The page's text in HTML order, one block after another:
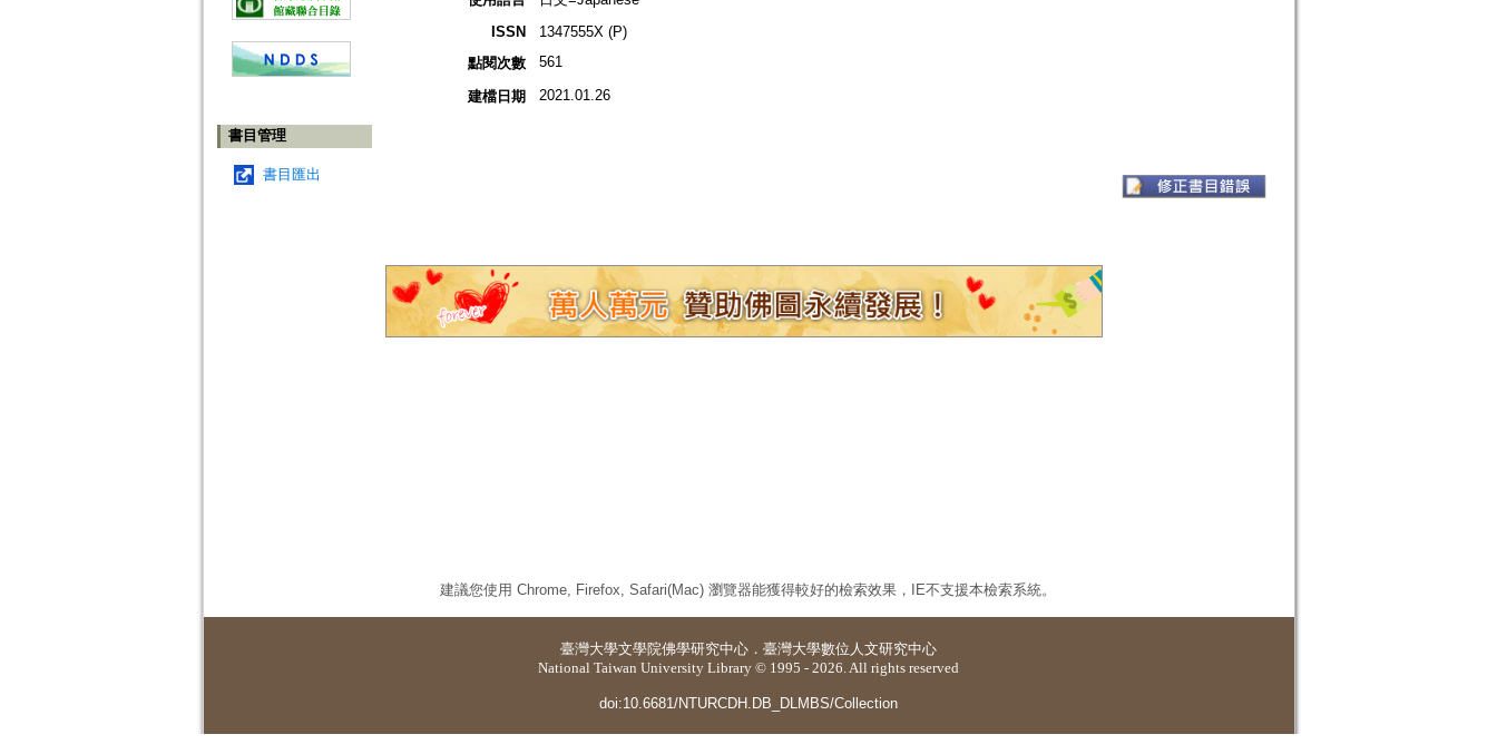
書目管理
書目匯出
ISSN
1347555X (P)
點閱次數
561
建檔日期 2021.01.26
建議您使用 Chrome, Firefox, Safari(Mac) 瀏覽器能獲得較好的檢索效果，IE不支援本檢索系統。
臺灣大學文學院佛學研究中心 ． 臺灣大學數位人文研究中心
National Taiwan University Library © 1995 - 2026. All rights reserved
doi:10.6681/NTURCDH.DB_DLMBS/Collection